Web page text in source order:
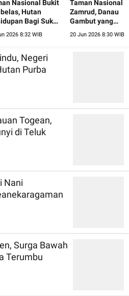
Nasional Bukit
Hutan
Bagi Suku
Dalam Jambi
2026 8:32 WIB
Taman Nasional
Zamrud, Danau
Gambut yang
Menyimpan
20 Jun 2026 8:30 WIB
Negeri
Purba
Togean,
di Teluk
Nani
Surga Bawah
Terumbu